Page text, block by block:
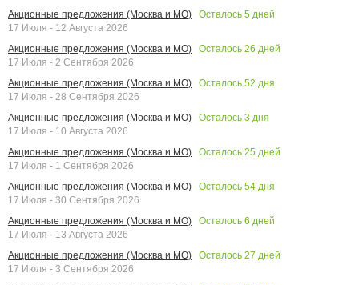
Акционные предложения (Москва и МО)
Осталось 5 дней
17 Июля - 12 Августа 2026
Акционные предложения (Москва и МО)
Осталось 26 дней
17 Июля - 2 Сентября 2026
Акционные предложения (Москва и МО)
Осталось 52 дня
17 Июля - 28 Сентября 2026
Акционные предложения (Москва и МО)
Осталось 3 дня
17 Июля - 10 Августа 2026
Акционные предложения (Москва и МО)
Осталось 25 дней
17 Июля - 1 Сентября 2026
Акционные предложения (Москва и МО)
Осталось 54 дня
17 Июля - 30 Сентября 2026
Акционные предложения (Москва и МО)
Осталось 6 дней
17 Июля - 13 Августа 2026
Акционные предложения (Москва и МО)
Осталось 27 дней
17 Июля - 3 Сентября 2026